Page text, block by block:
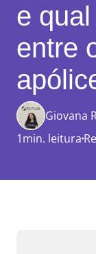
e
entre
Giovana
1min. leitura